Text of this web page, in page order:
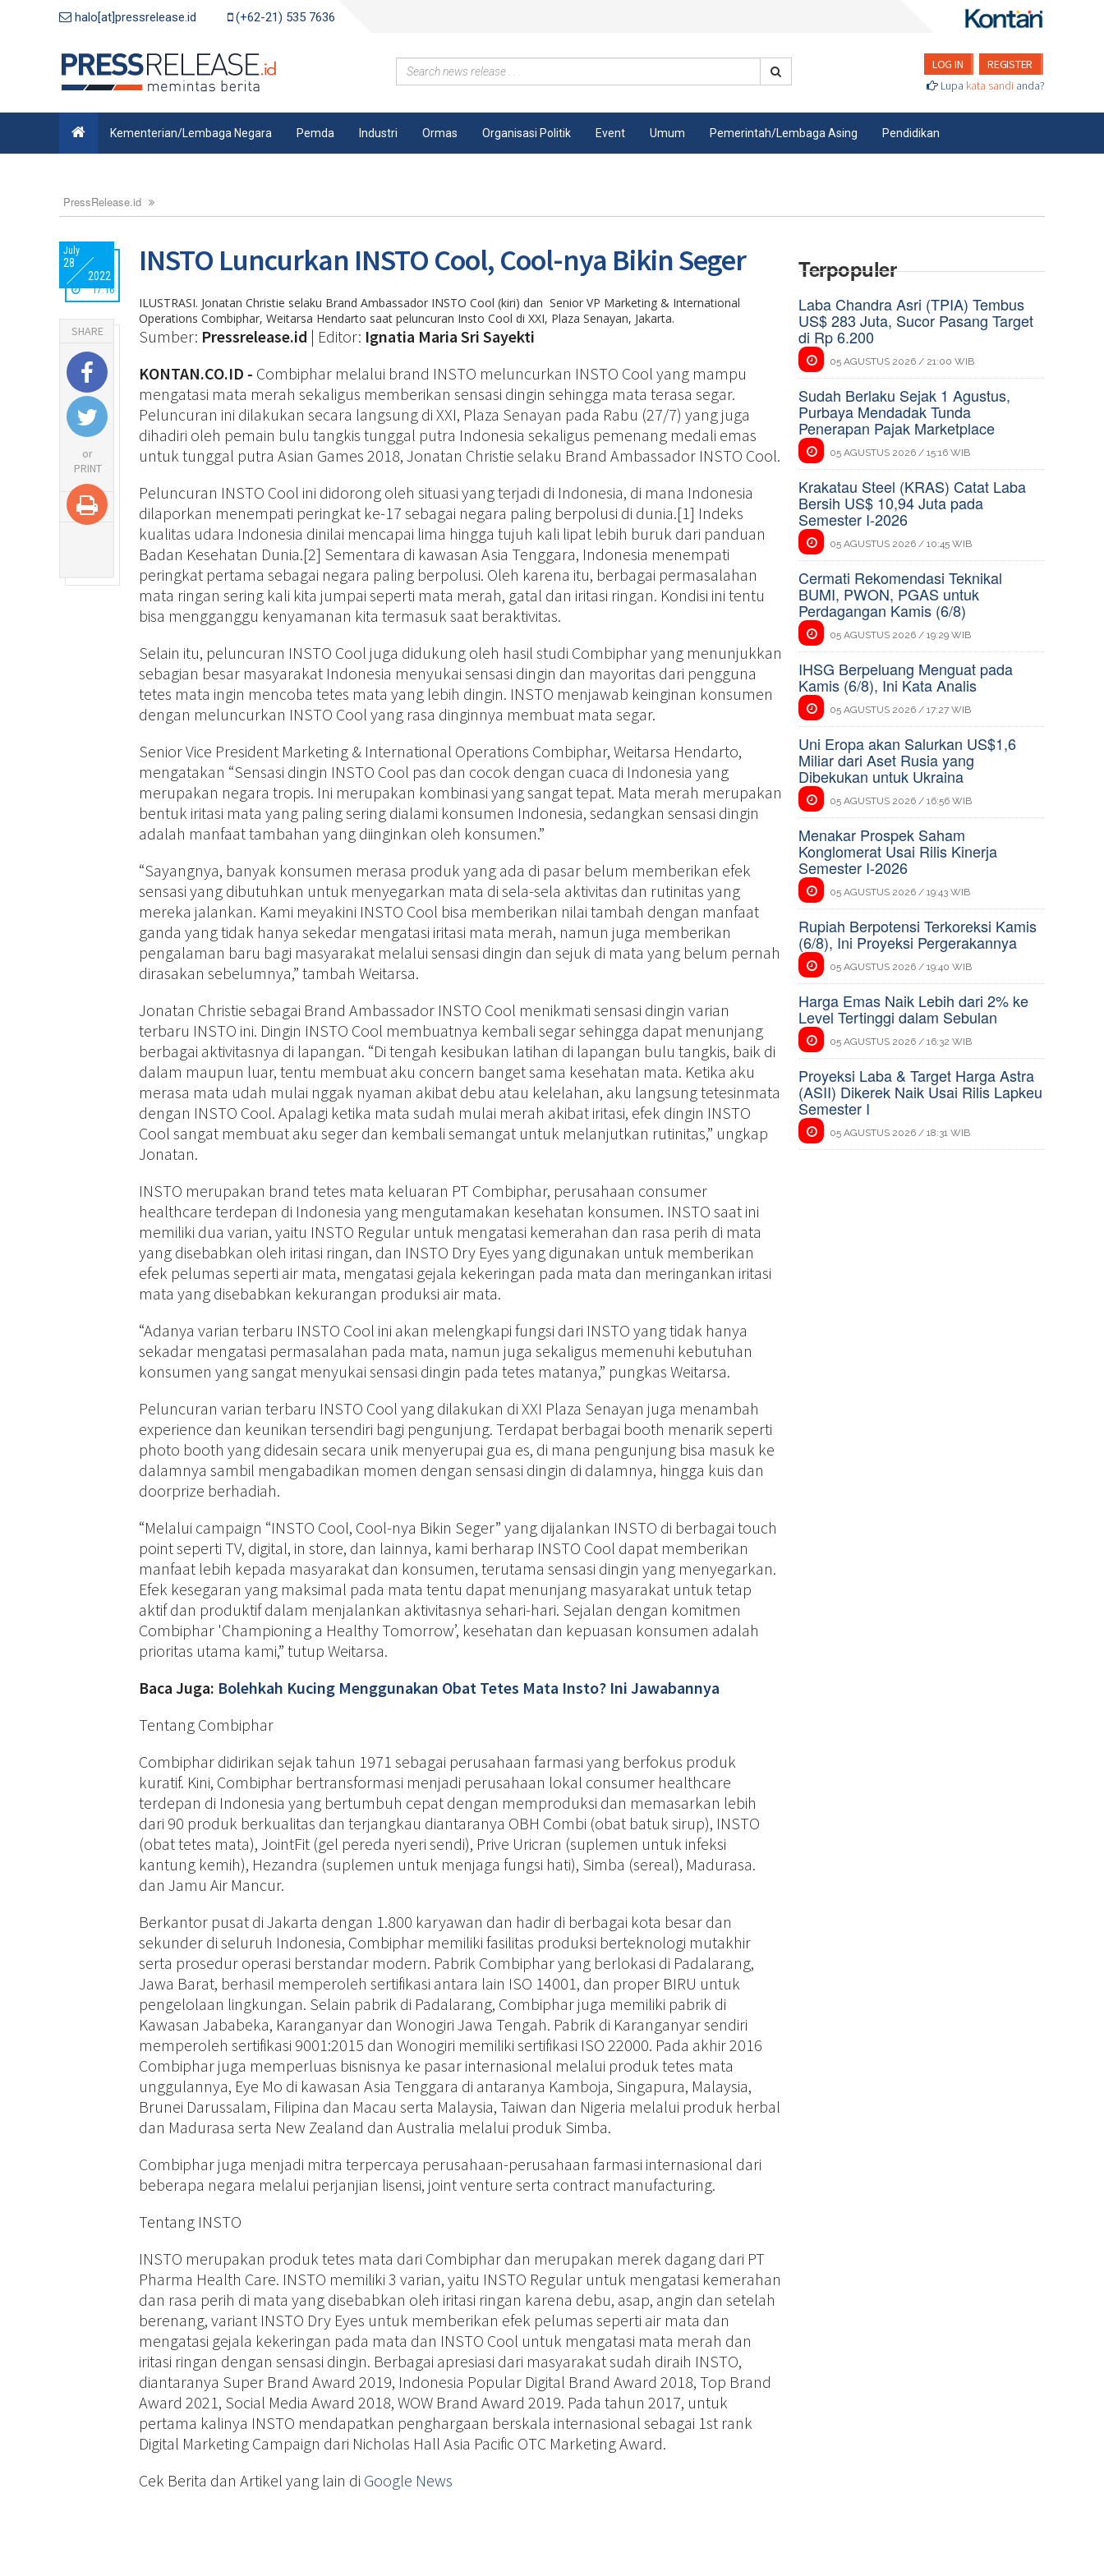
halo[at]pressrelease.id (+62-21) 535 7636
LOG IN
REGISTER
Lupa kata sandi anda?
Kementerian/Lembaga Negara Pemda Industri Ormas Organisasi Politik Event Umum Pemerintah/Lembaga Asing Pendidikan
PressRelease.id
July
28
2022
17:16
SHARE
or
PRINT
INSTO Luncurkan INSTO Cool, Cool-nya Bikin Seger
ILUSTRASI. Jonatan Christie selaku Brand Ambassador INSTO Cool (kiri) dan Senior VP Marketing & International
Operations Combiphar, Weitarsa Hendarto saat peluncuran Insto Cool di XXI, Plaza Senayan, Jakarta.
Sumber: Pressrelease.id | Editor: Ignatia Maria Sri Sayekti
KONTAN.CO.ID - Combiphar melalui brand INSTO meluncurkan INSTO Cool yang mampu
mengatasi mata merah sekaligus memberikan sensasi dingin sehingga mata terasa segar.
Peluncuran ini dilakukan secara langsung di XXI, Plaza Senayan pada Rabu (27/7) yang juga
dihadiri oleh pemain bulu tangkis tunggal putra Indonesia sekaligus pemenang medali emas
untuk tunggal putra Asian Games 2018, Jonatan Christie selaku Brand Ambassador INSTO Cool.
Peluncuran INSTO Cool ini didorong oleh situasi yang terjadi di Indonesia, di mana Indonesia
dilaporkan menempati peringkat ke-17 sebagai negara paling berpolusi di dunia.[1] Indeks
kualitas udara Indonesia dinilai mencapai lima hingga tujuh kali lipat lebih buruk dari panduan
Badan Kesehatan Dunia.[2] Sementara di kawasan Asia Tenggara, Indonesia menempati
peringkat pertama sebagai negara paling berpolusi. Oleh karena itu, berbagai permasalahan
mata ringan sering kali kita jumpai seperti mata merah, gatal dan iritasi ringan. Kondisi ini tentu
bisa mengganggu kenyamanan kita termasuk saat beraktivitas.
Selain itu, peluncuran INSTO Cool juga didukung oleh hasil studi Combiphar yang menunjukkan
sebagian besar masyarakat Indonesia menyukai sensasi dingin dan mayoritas dari pengguna
tetes mata ingin mencoba tetes mata yang lebih dingin. INSTO menjawab keinginan konsumen
dengan meluncurkan INSTO Cool yang rasa dinginnya membuat mata segar.
Senior Vice President Marketing & International Operations Combiphar, Weitarsa Hendarto,
mengatakan “Sensasi dingin INSTO Cool pas dan cocok dengan cuaca di Indonesia yang
merupakan negara tropis. Ini merupakan kombinasi yang sangat tepat. Mata merah merupakan
bentuk iritasi mata yang paling sering dialami konsumen Indonesia, sedangkan sensasi dingin
adalah manfaat tambahan yang diinginkan oleh konsumen.”
“Sayangnya, banyak konsumen merasa produk yang ada di pasar belum memberikan efek
sensasi yang dibutuhkan untuk menyegarkan mata di sela-sela aktivitas dan rutinitas yang
mereka jalankan. Kami meyakini INSTO Cool bisa memberikan nilai tambah dengan manfaat
ganda yang tidak hanya sekedar mengatasi iritasi mata merah, namun juga memberikan
pengalaman baru bagi masyarakat melalui sensasi dingin dan sejuk di mata yang belum pernah
dirasakan sebelumnya,” tambah Weitarsa.
Jonatan Christie sebagai Brand Ambassador INSTO Cool menikmati sensasi dingin varian
terbaru INSTO ini. Dingin INSTO Cool membuatnya kembali segar sehingga dapat menunjang
berbagai aktivitasnya di lapangan. “Di tengah kesibukan latihan di lapangan bulu tangkis, baik di
dalam maupun luar, tentu membuat aku concern banget sama kesehatan mata. Ketika aku
merasa mata udah mulai nggak nyaman akibat debu atau kelelahan, aku langsung tetesinmata
dengan INSTO Cool. Apalagi ketika mata sudah mulai merah akibat iritasi, efek dingin INSTO
Cool sangat membuat aku seger dan kembali semangat untuk melanjutkan rutinitas,” ungkap
Jonatan.
INSTO merupakan brand tetes mata keluaran PT Combiphar, perusahaan consumer
healthcare terdepan di Indonesia yang mengutamakan kesehatan konsumen. INSTO saat ini
memiliki dua varian, yaitu INSTO Regular untuk mengatasi kemerahan dan rasa perih di mata
yang disebabkan oleh iritasi ringan, dan INSTO Dry Eyes yang digunakan untuk memberikan
efek pelumas seperti air mata, mengatasi gejala kekeringan pada mata dan meringankan iritasi
mata yang disebabkan kekurangan produksi air mata.
“Adanya varian terbaru INSTO Cool ini akan melengkapi fungsi dari INSTO yang tidak hanya
sekadar mengatasi permasalahan pada mata, namun juga sekaligus memenuhi kebutuhan
konsumen yang sangat menyukai sensasi dingin pada tetes matanya,” pungkas Weitarsa.
Peluncuran varian terbaru INSTO Cool yang dilakukan di XXI Plaza Senayan juga menambah
experience dan keunikan tersendiri bagi pengunjung. Terdapat berbagai booth menarik seperti
photo booth yang didesain secara unik menyerupai gua es, di mana pengunjung bisa masuk ke
dalamnya sambil mengabadikan momen dengan sensasi dingin di dalamnya, hingga kuis dan
doorprize berhadiah.
“Melalui campaign “INSTO Cool, Cool-nya Bikin Seger” yang dijalankan INSTO di berbagai touch
point seperti TV, digital, in store, dan lainnya, kami berharap INSTO Cool dapat memberikan
manfaat lebih kepada masyarakat dan konsumen, terutama sensasi dingin yang menyegarkan.
Efek kesegaran yang maksimal pada mata tentu dapat menunjang masyarakat untuk tetap
aktif dan produktif dalam menjalankan aktivitasnya sehari-hari. Sejalan dengan komitmen
Combiphar 'Championing a Healthy Tomorrow’, kesehatan dan kepuasan konsumen adalah
prioritas utama kami,” tutup Weitarsa.
Baca Juga: Bolehkah Kucing Menggunakan Obat Tetes Mata Insto? Ini Jawabannya
Tentang Combiphar
Combiphar didirikan sejak tahun 1971 sebagai perusahaan farmasi yang berfokus produk
kuratif. Kini, Combiphar bertransformasi menjadi perusahaan lokal consumer healthcare
terdepan di Indonesia yang bertumbuh cepat dengan memproduksi dan memasarkan lebih
dari 90 produk berkualitas dan terjangkau diantaranya OBH Combi (obat batuk sirup), INSTO
(obat tetes mata), JointFit (gel pereda nyeri sendi), Prive Uricran (suplemen untuk infeksi
kantung kemih), Hezandra (suplemen untuk menjaga fungsi hati), Simba (sereal), Madurasa.
dan Jamu Air Mancur.
Berkantor pusat di Jakarta dengan 1.800 karyawan dan hadir di berbagai kota besar dan
sekunder di seluruh Indonesia, Combiphar memiliki fasilitas produksi berteknologi mutakhir
serta prosedur operasi berstandar modern. Pabrik Combiphar yang berlokasi di Padalarang,
Jawa Barat, berhasil memperoleh sertifikasi antara lain ISO 14001, dan proper BIRU untuk
pengelolaan lingkungan. Selain pabrik di Padalarang, Combiphar juga memiliki pabrik di
Kawasan Jababeka, Karanganyar dan Wonogiri Jawa Tengah. Pabrik di Karanganyar sendiri
memperoleh sertifikasi 9001:2015 dan Wonogiri memiliki sertifikasi ISO 22000. Pada akhir 2016
Combiphar juga memperluas bisnisnya ke pasar internasional melalui produk tetes mata
unggulannya, Eye Mo di kawasan Asia Tenggara di antaranya Kamboja, Singapura, Malaysia,
Brunei Darussalam, Filipina dan Macau serta Malaysia, Taiwan dan Nigeria melalui produk herbal
dan Madurasa serta New Zealand dan Australia melalui produk Simba.
Combiphar juga menjadi mitra terpercaya perusahaan-perusahaan farmasi internasional dari
beberapa negara melalui perjanjian lisensi, joint venture serta contract manufacturing.
Tentang INSTO
INSTO merupakan produk tetes mata dari Combiphar dan merupakan merek dagang dari PT
Pharma Health Care. INSTO memiliki 3 varian, yaitu INSTO Regular untuk mengatasi kemerahan
dan rasa perih di mata yang disebabkan oleh iritasi ringan karena debu, asap, angin dan setelah
berenang, variant INSTO Dry Eyes untuk memberikan efek pelumas seperti air mata dan
mengatasi gejala kekeringan pada mata dan INSTO Cool untuk mengatasi mata merah dan
iritasi ringan dengan sensasi dingin. Berbagai apresiasi dari masyarakat sudah diraih INSTO,
diantaranya Super Brand Award 2019, Indonesia Popular Digital Brand Award 2018, Top Brand
Award 2021, Social Media Award 2018, WOW Brand Award 2019. Pada tahun 2017, untuk
pertama kalinya INSTO mendapatkan penghargaan berskala internasional sebagai 1st rank
Digital Marketing Campaign dari Nicholas Hall Asia Pacific OTC Marketing Award.
Cek Berita dan Artikel yang lain di Google News
Terpopuler
Laba Chandra Asri (TPIA) Tembus
US$ 283 Juta, Sucor Pasang Target
di Rp 6.200
05 AGUSTUS 2026 / 21:00 WIB
Sudah Berlaku Sejak 1 Agustus,
Purbaya Mendadak Tunda
Penerapan Pajak Marketplace
05 AGUSTUS 2026 / 15:16 WIB
Krakatau Steel (KRAS) Catat Laba
Bersih US$ 10,94 Juta pada
Semester I-2026
05 AGUSTUS 2026 / 10:45 WIB
Cermati Rekomendasi Teknikal
BUMI, PWON, PGAS untuk
Perdagangan Kamis (6/8)
05 AGUSTUS 2026 / 19:29 WIB
IHSG Berpeluang Menguat pada
Kamis (6/8), Ini Kata Analis
05 AGUSTUS 2026 / 17:27 WIB
Uni Eropa akan Salurkan US$1,6
Miliar dari Aset Rusia yang
Dibekukan untuk Ukraina
05 AGUSTUS 2026 / 16:56 WIB
Menakar Prospek Saham
Konglomerat Usai Rilis Kinerja
Semester I-2026
05 AGUSTUS 2026 / 19:43 WIB
Rupiah Berpotensi Terkoreksi Kamis
(6/8), Ini Proyeksi Pergerakannya
05 AGUSTUS 2026 / 19:40 WIB
Harga Emas Naik Lebih dari 2% ke
Level Tertinggi dalam Sebulan
05 AGUSTUS 2026 / 16:32 WIB
Proyeksi Laba & Target Harga Astra
(ASII) Dikerek Naik Usai Rilis Lapkeu
Semester I
05 AGUSTUS 2026 / 18:31 WIB